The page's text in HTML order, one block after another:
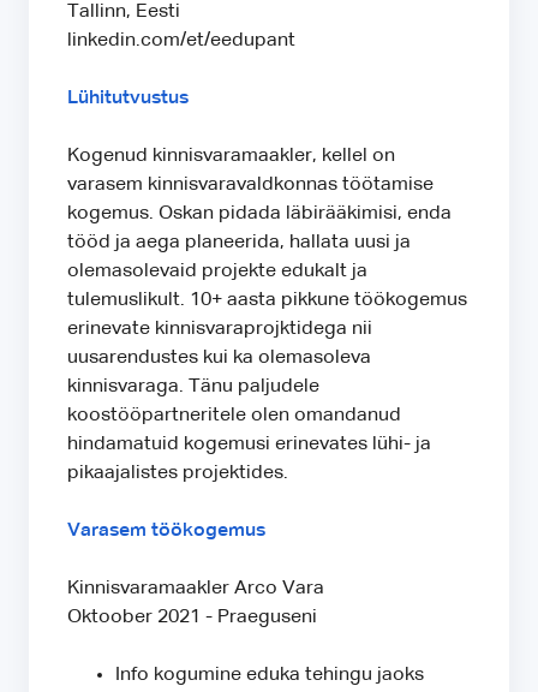
Tallinn, Eesti
linkedin.com/et/eedupant
Lühitutvustus
Kogenud kinnisvaramaakler, kellel on
varasem kinnisvaravaldkonnas töötamise
kogemus. Oskan pidada läbirääkimisi, enda
tööd ja aega planeerida, hallata uusi ja
olemasolevaid projekte edukalt ja
tulemuslikult. 10+ aasta pikkune töökogemus
erinevate kinnisvaraprojktidega nii
uusarendustes kui ka olemasoleva
kinnisvaraga. Tänu paljudele
koostööpartneritele olen omandanud
hindamatuid kogemusi erinevates lühi- ja
pikaajalistes projektides.
Varasem töökogemus
Kinnisvaramaakler Arco Vara
Oktoober 2021 - Praeguseni
Info kogumine eduka tehingu jaoks